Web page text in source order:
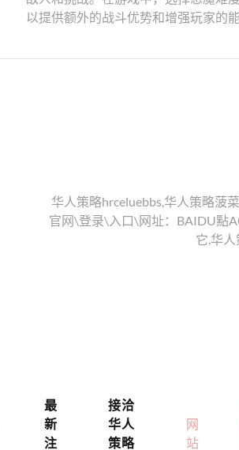
以提供额外的战斗优势和增强玩家的
华人策略hrceluebbs,华人策略菠
官网\登录\入口\网址：BAIDU點
它.华
最
新
注
接洽
华人
策略
网
站